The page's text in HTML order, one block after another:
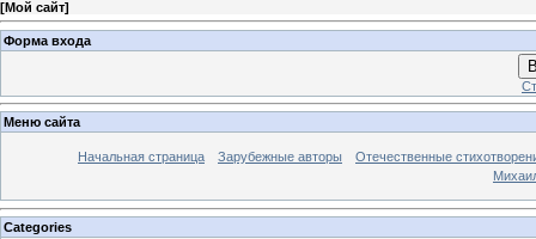
[Мой сайт]
Форма входа
Меню сайта
Начальная страница Зарубежные авторы
Отечественные
Categories